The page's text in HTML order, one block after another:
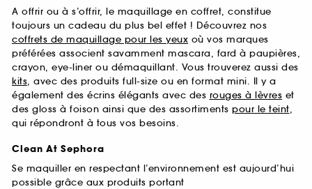
A offrir ou à s’offrir, le maquillage en coffret, constitue
toujours un cadeau du plus bel effet ! Découvrez nos
coffrets de maquillage pour les yeux où vos marques
préférées associent savamment mascara, fard à paupières,
crayon, eye-liner ou démaquillant. Vous trouverez aussi des
kits, avec des produits full-size ou en format mini. Il y a
également des écrins élégants avec des rouges à lèvres et
des gloss à foison ainsi que des assortiments pour le teint,
qui répondront à tous vos besoins.
Clean At Sephora
Se maquiller en respectant l’environnement est aujourd’hui
possible grâce aux produits portant